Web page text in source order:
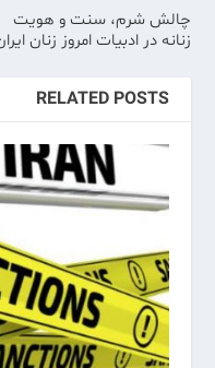
چالش شرم، سنت و هویت
زنانه در ادبیات امروز زنان
RELATED POSTS